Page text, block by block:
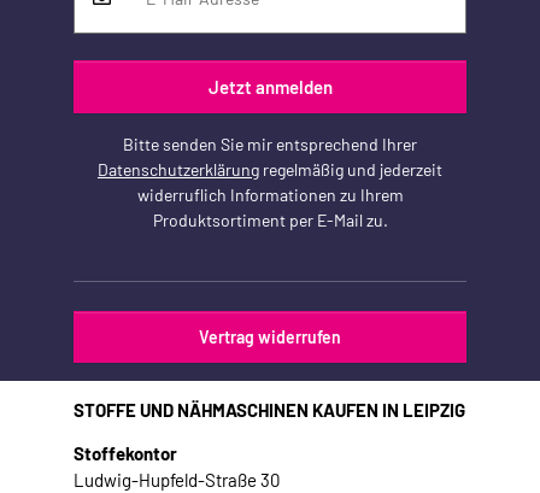
Jetzt anmelden
Bitte senden Sie mir entsprechend Ihrer
Datenschutzerklärung regelmäßig und jederzeit
widerruflich Informationen zu Ihrem
Produktsortiment per E-Mail zu.
Vertrag widerrufen
STOFFE UND NÄHMASCHINEN KAUFEN IN LEIPZIG
Stoffekontor
Ludwig-Hupfeld-Straße 30